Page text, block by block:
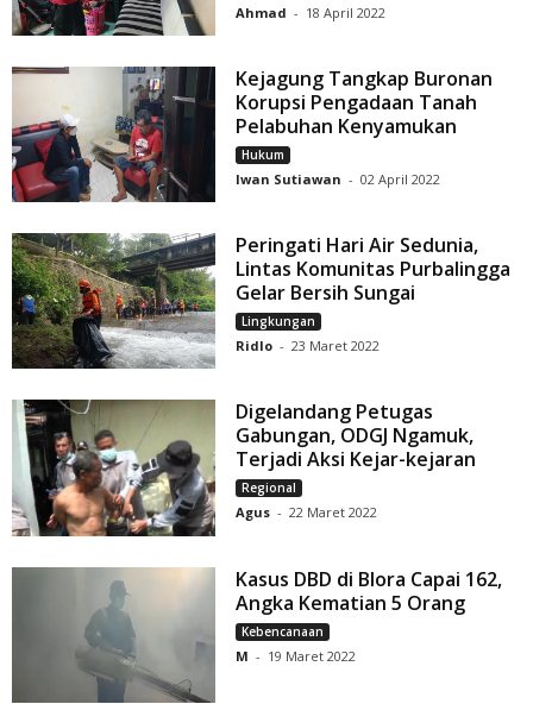
Ahmad - 18 April 2022
Kejagung Tangkap Buronan
Korupsi Pengadaan Tanah
Pelabuhan Kenyamukan
Hukum
Iwan Sutiawan - 02 April 2022
Peringati Hari Air Sedunia,
Lintas Komunitas Purbalingga
Gelar Bersih Sungai
Lingkungan
Ridlo - 23 Maret 2022
Digelandang Petugas
Gabungan, ODGJ Ngamuk,
Terjadi Aksi Kejar-kejaran
Regional
Agus - 22 Maret 2022
Kasus DBD di Blora Capai 162,
Angka Kematian 5 Orang
Kebencanaan
M - 19 Maret 2022